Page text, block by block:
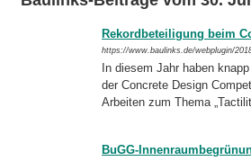
Rekordbeteiligung beim
https://www.baulinks.de/webplugin/
In diesem Jahr haben
der Concrete Design
Arbeiten zum Thema
BuGG-